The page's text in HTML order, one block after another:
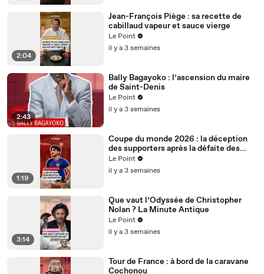
2:04
Jean-François Piège : sa recette de
cabillaud vapeur et sauce vierge
Le Point
il y a 3 semaines
2:43
Bally Bagayoko : l’ascension du maire
de Saint-Denis
Le Point
il y a 3 semaines
1:19
Coupe du monde 2026 : la déception
des supporters après la défaite des
Bleus
Le Point
il y a 3 semaines
3:14
Que vaut l’Odyssée de Christopher
Nolan ? La Minute Antique
Le Point
il y a 3 semaines
Tour de France : à bord de la caravane
Cochonou